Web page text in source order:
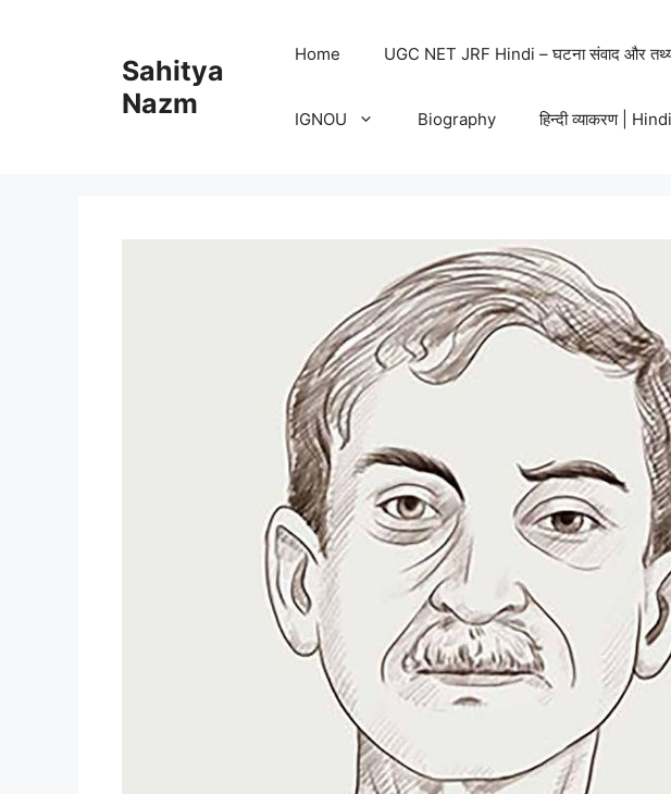
Sahitya
Nazm
Home UGC NET JRF Hindi – घटना संवाद और
IGNOU Biography हिन्दी व्याकरण |